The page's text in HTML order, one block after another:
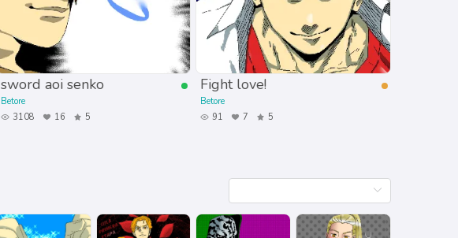
sword aoi senko
Betore
3108
16 5
Fight love!
Betore
91
7 5